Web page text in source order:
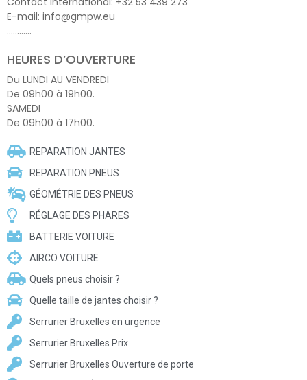
E-mail: info@gmpw.eu
…………
HEURES D’OUVERTURE
Du LUNDI AU VENDREDI
De 09h00 à 19h00.
SAMEDI
De 09h00 à 17h00.
REPARATION JANTES
REPARATION PNEUS
GÉOMÉTRIE DES PNEUS
RÉGLAGE DES PHARES
BATTERIE VOITURE
AIRCO VOITURE
Quels pneus choisir ?
Quelle taille de jantes choisir ?
Serrurier Bruxelles en urgence
Serrurier Bruxelles Prix
Serrurier Bruxelles Ouverture de porte